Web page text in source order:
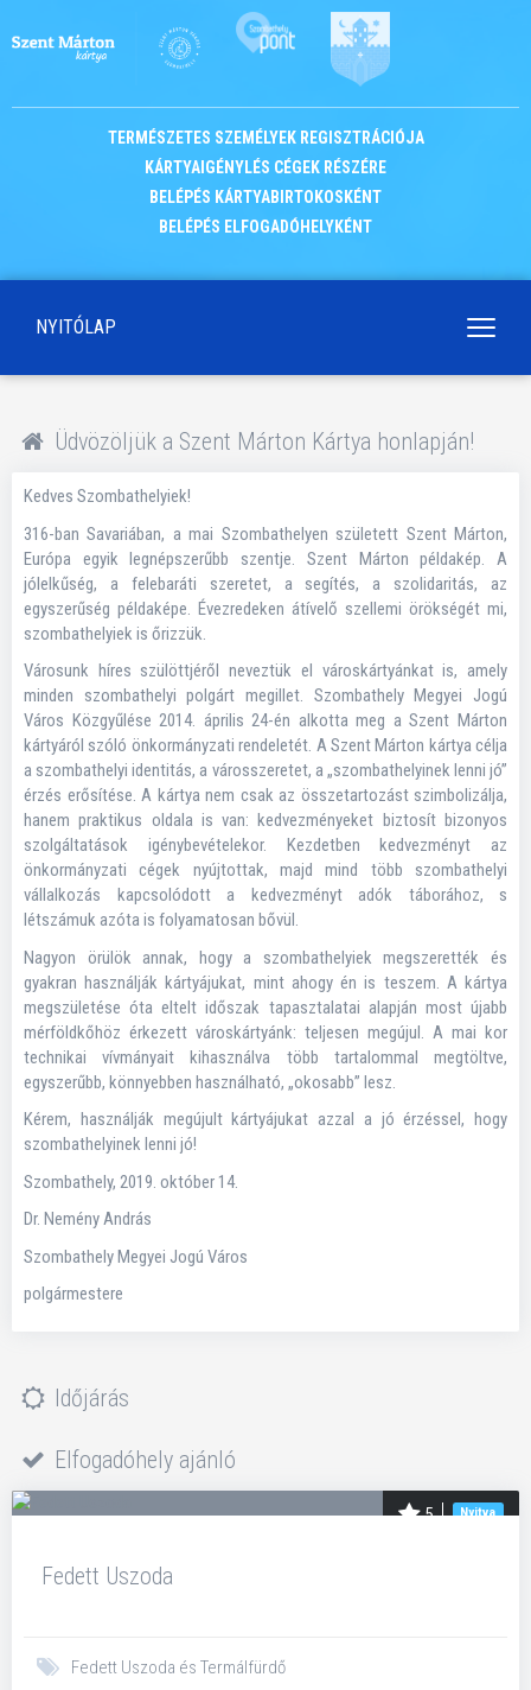
TERMÉSZETES SZEMÉLYEK REGISZTRÁCIÓJA
KÁRTYAIGÉNYLÉS CÉGEK RÉSZÉRE
BELÉPÉS KÁRTYABIRTOKOSKÉNT
BELÉPÉS ELFOGADÓHELYKÉNT
NYITÓLAP
Üdvözöljük a Szent Márton Kártya honlapján!
Kedves Szombathelyiek!
316-ban Savariában, a mai Szombathelyen született Szent Márton,
Európa egyik legnépszerűbb szentje. Szent Márton példakép. A
jólelkűség, a felebaráti szeretet, a segítés, a szolidaritás, az
egyszerűség példaképe. Évezredeken átívelő szellemi örökségét mi,
szombathelyiek is őrizzük.
Városunk híres szülöttjéről neveztük el városkártyánkat is, amely
minden szombathelyi polgárt megillet. Szombathely Megyei Jogú
Város Közgyűlése 2014. április 24-én alkotta meg a Szent Márton
kártyáról szóló önkormányzati rendeletét. A Szent Márton kártya célja
a szombathelyi identitás, a városszeretet, a „szombathelyinek lenni jó”
érzés erősítése. A kártya nem csak az összetartozást szimbolizálja,
hanem praktikus oldala is van: kedvezményeket biztosít bizonyos
szolgáltatások igénybevételekor. Kezdetben kedvezményt az
önkormányzati cégek nyújtottak, majd mind több szombathelyi
vállalkozás kapcsolódott a kedvezményt adók táborához, s
létszámuk azóta is folyamatosan bővül.
Nagyon örülök annak, hogy a szombathelyiek megszerették és
gyakran használják kártyájukat, mint ahogy én is teszem. A kártya
megszületése óta eltelt időszak tapasztalatai alapján most újabb
mérföldkőhöz érkezett városkártyánk: teljesen megújul. A mai kor
technikai vívmányait kihasználva több tartalommal megtöltve,
egyszerűbb, könnyebben használható, „okosabb” lesz.
Kérem, használják megújult kártyájukat azzal a jó érzéssel, hogy
szombathelyinek lenni jó!
Szombathely, 2019. október 14.
Dr. Nemény András
Szombathely Megyei Jogú Város
polgármestere
Időjárás
Elfogadóhely ajánló
5 Nyitva
Fedett Uszoda
Fedett Uszoda és Termálfürdő